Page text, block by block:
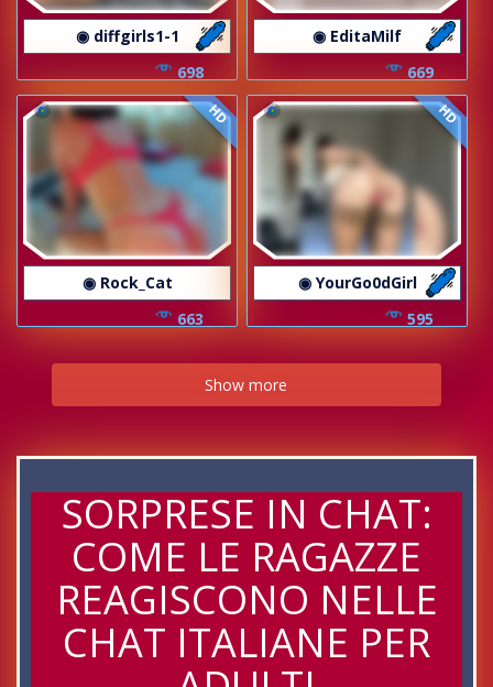
◉ diffgirls1-1
698
◉ EditaMilf
669
HD
◉ Rock_Cat
663
HD
◉ YourGo0dGirl
595
Show more
SORPRESE IN CHAT:
COME LE RAGAZZE
REAGISCONO NELLE
CHAT ITALIANE PER